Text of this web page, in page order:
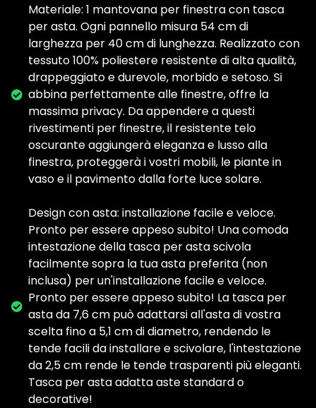
Materiale: 1 mantovana per finestra con tasca
per asta. Ogni pannello misura 54 cm di
larghezza per 40 cm di lunghezza. Realizzato con
tessuto 100% poliestere resistente di alta qualità,
drappeggiato e durevole, morbido e setoso. Si
abbina perfettamente alle finestre, offre la
massima privacy. Da appendere a questi
rivestimenti per finestre, il resistente telo
oscurante aggiungerà eleganza e lusso alla
finestra, proteggerà i vostri mobili, le piante in
vaso e il pavimento dalla forte luce solare.
Design con asta: installazione facile e veloce.
Pronto per essere appeso subito! Una comoda
intestazione della tasca per asta scivola
facilmente sopra la tua asta preferita (non
inclusa) per un'installazione facile e veloce.
Pronto per essere appeso subito! La tasca per
asta da 7,6 cm può adattarsi all'asta di vostra
scelta fino a 5,1 cm di diametro, rendendo le
tende facili da installare e scivolare, l'intestazione
da 2,5 cm rende le tende trasparenti più eleganti.
Tasca per asta adatta aste standard o
decorative!